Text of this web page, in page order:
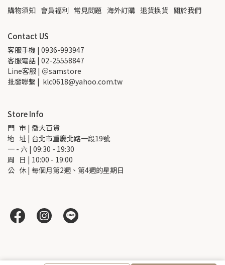
購物須知 會員福利 常見問題 海外訂購 退貨換貨 關於我們
Contact US
客服手機 | 0936-993947
客服電話 | 02-25558847
Line客服 | ＠samstore
批發聯繫 |  klc0618@yahoo.com.tw
Store Info
門   市 | 喬大百貨
地   址 | 台北市重慶北路一段19號
一 - 六 | 09:30 - 19:30
周   日 | 10:00 - 19:00
公   休 | 每個月第2週、第4週的星期日